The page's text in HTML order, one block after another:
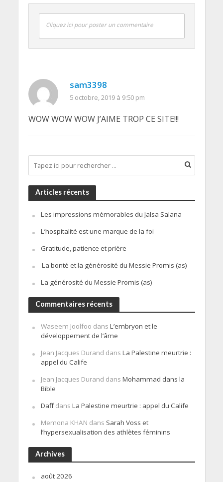
Cliquez ici pour poster un commentaire
sam3398
5 octobre, 2019 à 9:50 pm
WOW WOW WOW J’AIME TROP CE SITE!!!
Articles récents
Les impressions mémorables du Jalsa Salana
L’hospitalité est une marque de la foi
Gratitude, patience et prière
La bonté et la générosité du Messie Promis (as)
La générosité du Messie Promis (as)
Commentaires récents
Waseem Joolfoo dans L’embryon et le
développement de l’âme
Jean Jacques Durand dans La Palestine meurtrie :
appel du Calife
Jean Jacques Durand dans Mohammad dans la
Bible
Daffdans La Palestine meurtrie : appel du Calife
Memona KHAN dans Sarah Voss et
l’hypersexualisation des athlètes féminins
Archives
août 2026